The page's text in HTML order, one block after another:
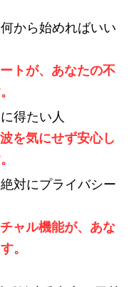
から始めればいい
トが、あなたの不
得たい人
を気にせず安心し
対にプライバシー
ャル機能が、あな
。